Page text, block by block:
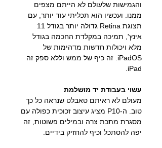
והגמישות שלעולם לא הייתם מצפים
ממנו. ועכשיו הוא תכליתי עוד יותר, עם
תצוגת Retina גדולה יותר בגודל 11
אינץ', תמיכה במקלדת החכמה בגודל
מלא ויכולות חדשות מדהימות של
iPadOS. זה כיף של ממש וללא ספק זה
iPad.
עשוי בעבודת יד מושלמת
מעולם לא ראיתם טאבלט שנראה כל כך
טוב. ה-P10 מציג עיצוב זכוכית כפולה עם
מסגרת מתכת צרה ובמילים פשוטות, זה
יפה להסתכל וכיף להחזיק בידיים.